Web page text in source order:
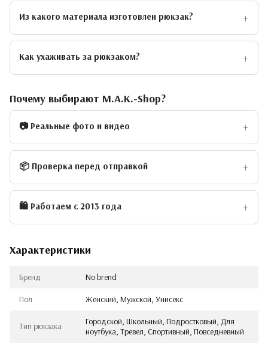
Из какого материала изготовлен рюкзак?
Как ухаживать за рюкзаком?
Почему выбирают M.A.K.-Shop?
📷 Реальные фото и видео
📦 Проверка перед отправкой
🛍 Работаем с 2013 года
Характеристики
Бренд No brend
Пол Женский, Мужской, Унисекс
Тип рюкзака
Городской, Школьный, Подростковый, Для
ноутбука, Тревел, Спортивный, Повседневный